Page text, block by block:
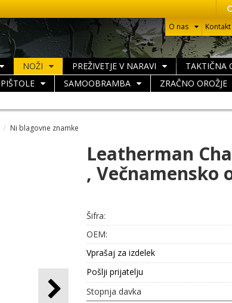
O nas Kontakt
NOŽI PREŽIVETJE V NARAVI
TAKTIČNA
SAMOOBRAMBA
ZRAČNO OROŽJE
Ni blagovne znamke
Leatherman
, Večnamensko
Šifra:
OEM:
Vprašaj za izdelek
Pošlji prijatelju
Stopnja davka